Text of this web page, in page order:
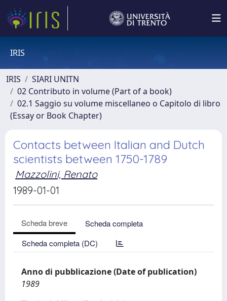
IRIS
IRIS
SIARI UNITN
02 Contributo in volume (Part of a book)
02.1 Saggio su volume miscellaneo o Capitolo di libro
(Essay or Book Chapter)
Contacts between Italian and Dutch
scientists between 1750-1789
Mazzolini, Renato
1989-01-01
Scheda breve
Scheda completa
Scheda completa (DC)
Anno di pubblicazione (Date of publication)
1989